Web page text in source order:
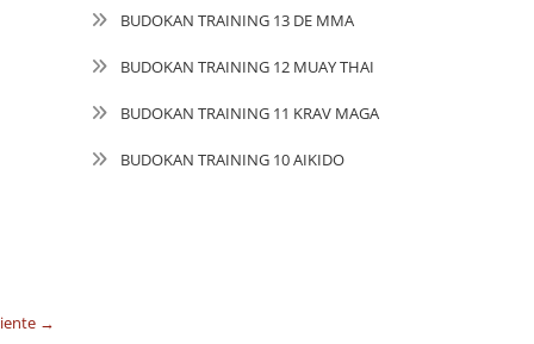
→
BUDOKAN TRAINING 13 DE MMA
BUDOKAN TRAINING 12 MUAY THAI
BUDOKAN TRAINING 11 KRAV MAGA
BUDOKAN TRAINING 10 AIKIDO